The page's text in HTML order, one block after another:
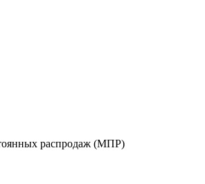
распродаж (МПР)